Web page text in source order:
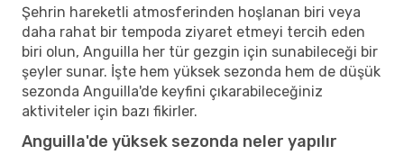
Şehrin hareketli atmosferinden hoşlanan biri veya
daha rahat bir tempoda ziyaret etmeyi tercih eden
biri olun, Anguilla her tür gezgin için sunabileceği bir
şeyler sunar. İşte hem yüksek sezonda hem de düşük
sezonda Anguilla'de keyfini çıkarabileceğiniz
aktiviteler için bazı fikirler.
Anguilla'de yüksek sezonda neler yapılır